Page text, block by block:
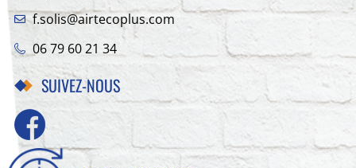
f.solis@airtecoplus.com
06 79 60 21 34
SUIVEZ-NOUS